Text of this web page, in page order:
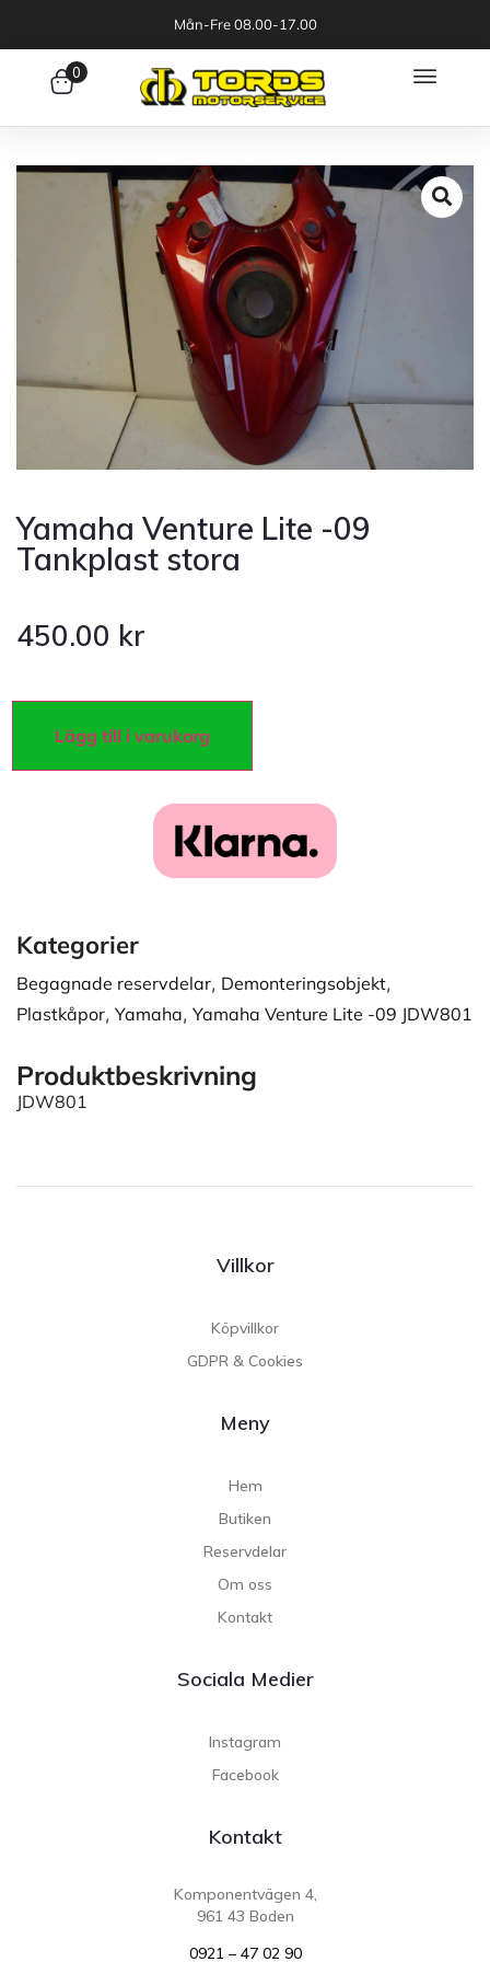
Mån-Fre 08.00-17.00
0
Yamaha Venture Lite -09
Tankplast stora
450.00 kr
Lägg till i varukorg
Kategorier
Begagnade reservdelar, Demonteringsobjekt,
Plastkåpor, Yamaha, Yamaha Venture Lite -09 JDW801
Produktbeskrivning
JDW801
Villkor
Köpvillkor
GDPR & Cookies
Meny
Hem
Butiken
Reservdelar
Om oss
Kontakt
Sociala Medier
Instagram
Facebook
Kontakt
Komponentvägen 4,
961 43 Boden
0921 – 47 02 90